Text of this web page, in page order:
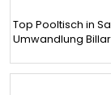
Top Pooltisch in
Umwandlung